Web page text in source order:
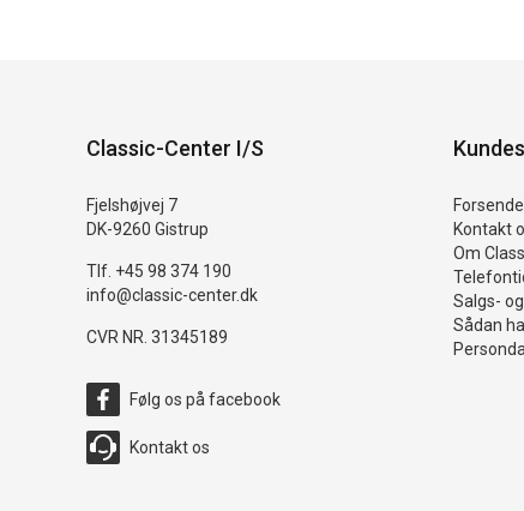
Classic-Center I/S
Fjelshøjvej 7
DK-9260 Gistrup
Tlf. +45 98 374 190
info@classic-center.dk
CVR NR. 31345189
Følg os på facebook
Kontakt os
Kontakt
Om
Salgs-
Sådan